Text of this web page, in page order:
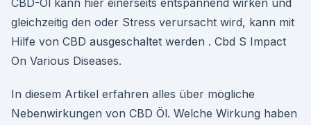
CBD-Öl kann hier einerseits entspannend wirken und
gleichzeitig den oder Stress verursacht wird, kann mit
Hilfe von CBD ausgeschaltet werden . Cbd S Impact
On Various Diseases.
In diesem Artikel erfahren alles über mögliche
Nebenwirkungen von CBD Öl. Welche Wirkung haben